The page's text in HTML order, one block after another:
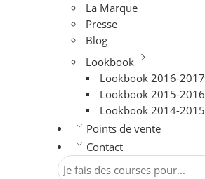
La Marque
Presse
Blog
Lookbook
Lookbook 2016-2017
Lookbook 2015-2016
Lookbook 2014-2015
Points de vente
Contact